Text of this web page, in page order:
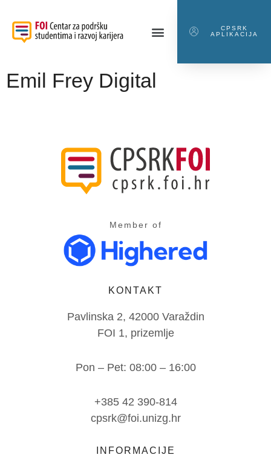
CPSRK
APLIKACIJA
Emil Frey Digital
Member of
KONTAKT
Pavlinska 2, 42000 Varaždin
FOI 1, prizemlje
Pon – Pet: 08:00 – 16:00
+385 42 390-814
cpsrk@foi.unizg.hr
INFORMACIJE